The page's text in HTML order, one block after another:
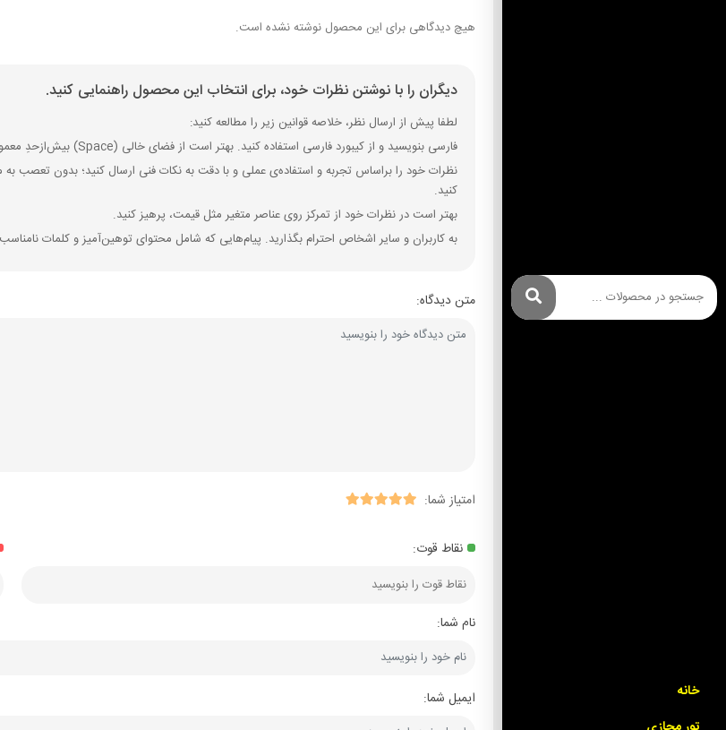
خانه
هیچ دیدگاهی برای این محصول نوشته نشده است.
دیگران را با نوشتن نظرات خود، برای انتخاب این محصول راهنمایی کنید.
لطفا پیش از ارسال نظر، خلاصه قوانین زیر را مطالعه کنید:
فارسی بنویسید و از کیبورد فارسی استفاده کنید. بهتر است از فضای خالی (Space) بیش‌از‌حدِ معمول، شکلک یا ایموجی استفاده نکنید و از کشیدن حروف یا کلمات با صفحه‌کلید بپرهیزید.
نظرات خود را براساس تجربه و استفاده‌ی عملی و با دقت به نکات فنی ارسال کنید؛ بدون تعصب
کنید.
بهتر است در نظرات خود از تمرکز روی عناصر متغیر مثل قیمت، پرهیز کنید.
به کاربران و سایر اشخاص احترام بگذارید. پیام‌هایی که شامل محتوای توهین‌آمیز و کلمات
متن دیدگاه:
امتیاز شما:
نقاط قوت:
نام شما:
ایمیل شما: